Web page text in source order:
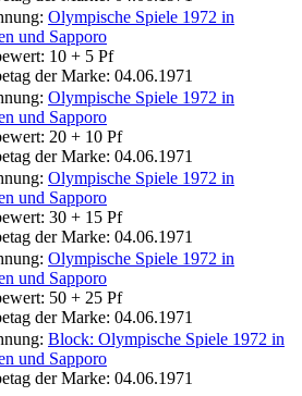
Olympische Spiele 1972 in
und Sapporo
10 + 5 Pf
der Marke: 04.06.1971
Olympische Spiele 1972 in
und Sapporo
20 + 10 Pf
der Marke: 04.06.1971
Olympische Spiele 1972 in
und Sapporo
30 + 15 Pf
der Marke: 04.06.1971
Olympische Spiele 1972 in
und Sapporo
50 + 25 Pf
der Marke: 04.06.1971
Block: Olympische Spiele 1972 in
und Sapporo
der Marke: 04.06.1971